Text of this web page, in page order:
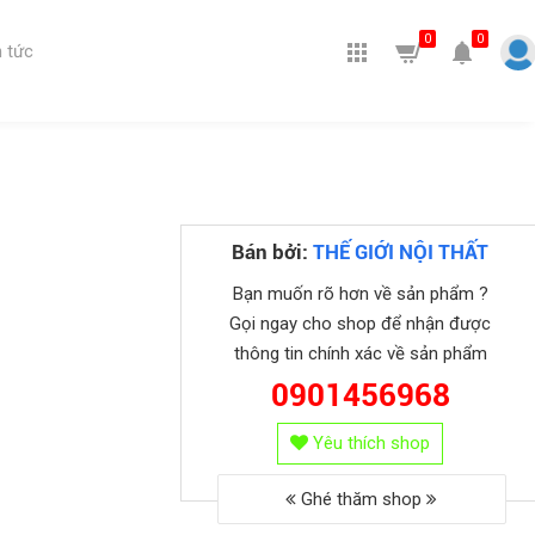
tức
0 0
Bán bởi:THẾ GIỚI NỘI THẤT
Bạn muốn rõ hơn về sản phẩm ?
Gọi ngay cho shop để nhận được
thông tin chính xác về sản phẩm
0901456968
Yêu thích shop
Ghé thăm shop